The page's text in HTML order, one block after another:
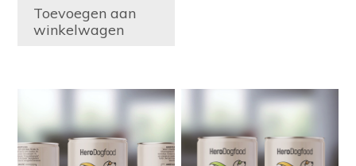
Toevoegen aan
winkelwagen